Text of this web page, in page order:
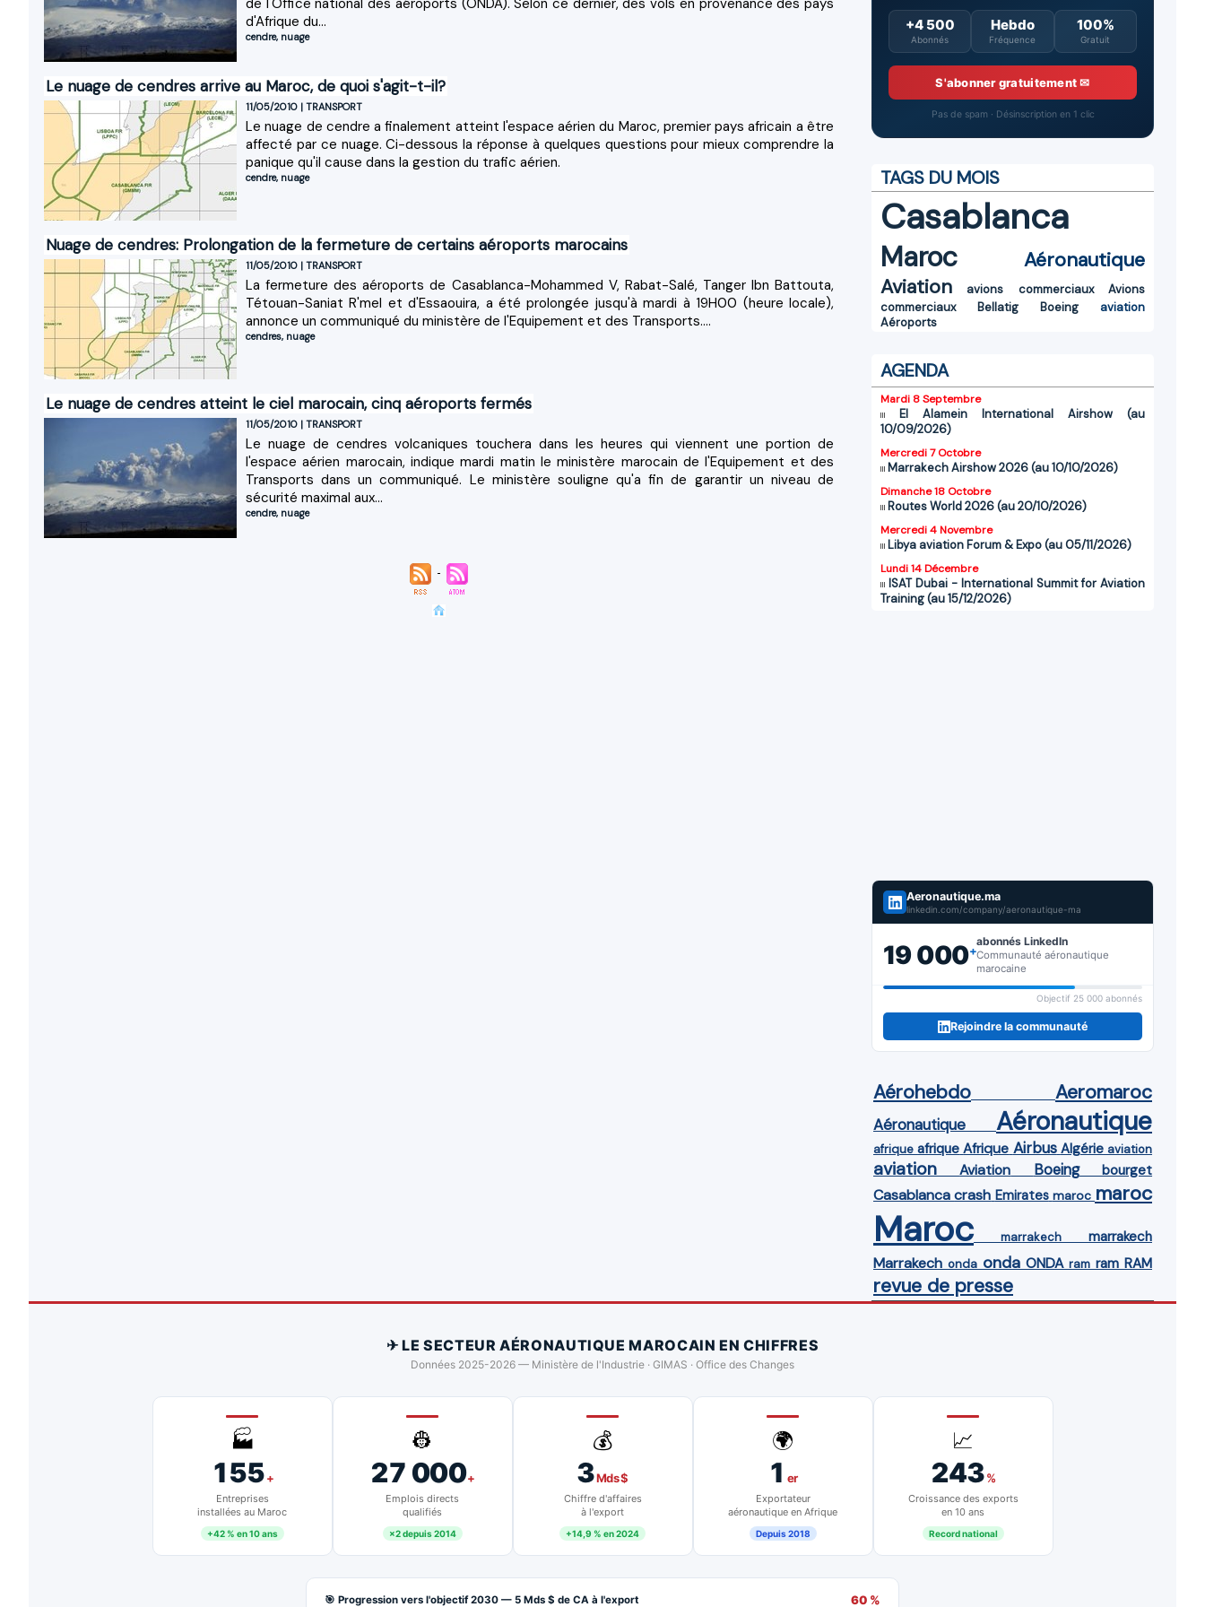
de l'Office national des aéroports (ONDA). Selon ce dernier, des vols en provenance des pays
d'Afrique du...
cendre, nuage
Le nuage de cendres arrive au Maroc, de quoi s'agit-t-il?
11/05/2010 | TRANSPORT
Le nuage de cendre a finalement atteint l'espace aérien du Maroc, premier pays africain a être
affecté par ce nuage. Ci-dessous la réponse à quelques questions pour mieux comprendre la
panique qu'il cause dans la gestion du trafic aérien.
cendre, nuage
Nuage de cendres: Prolongation de la fermeture de certains aéroports marocains
11/05/2010 | TRANSPORT
La fermeture des aéroports de Casablanca-Mohammed V, Rabat-Salé, Tanger Ibn Battouta,
Tétouan-Saniat R'mel et d'Essaouira, a été prolongée jusqu'à mardi à 19H00 (heure locale),
annonce un communiqué du ministère de l'Equipement et des Transports....
cendres, nuage
Le nuage de cendres atteint le ciel marocain, cinq aéroports fermés
11/05/2010 | TRANSPORT
Le nuage de cendres volcaniques touchera dans les heures qui viennent une portion de
l'espace aérien marocain, indique mardi matin le ministère marocain de l'Equipement et des
Transports dans un communiqué. Le ministère souligne qu'a fin de garantir un niveau de
sécurité maximal aux...
cendre, nuage
+4 500
Abonnés
Hebdo
Fréquence
100%
Gratuit
S'abonner gratuitement ✉
Pas de spam · Désinscription en 1 clic
TAGS DU MOIS
Casablanca
Maroc
Aéronautique
Aviation
avions commerciaux
Avions
commerciaux
Bellatig Boeing
aviation
Aéroports
AGENDA
Mardi 8 Septembre
El Alamein International Airshow (au
10/09/2026)
Mercredi 7 Octobre
Marrakech Airshow 2026 (au 10/10/2026)
Dimanche 18 Octobre
Routes World 2026 (au 20/10/2026)
Mercredi 4 Novembre
Libya aviation Forum & Expo (au 05/11/2026)
Lundi 14 Décembre
ISAT Dubai - International Summit for Aviation
Training (au 15/12/2026)
Aeronautique.ma
linkedin.com/company/aeronautique-ma
19 000+
abonnés LinkedIn
Communauté aéronautique
marocaine
Objectif 25 000 abonnés
Rejoindre la communauté
Aérohebdo Aeromaroc
Aéronautique Aéronautique
afrique afrique Afrique Airbus Algérie aviation
aviation Aviation Boeing bourget
Casablanca crash Emirates maroc maroc
Maroc marrakech marrakech
Marrakech onda onda ONDA ram ram RAM
revue de presse
✈ LE SECTEUR AÉRONAUTIQUE MAROCAIN EN CHIFFRES
Données 2025-2026 — Ministère de l'Industrie · GIMAS · Office des Changes
🏭
155+
Entreprises
installées au Maroc
+42 % en 10 ans
👷
27 000+
Emplois directs
qualifiés
×2 depuis 2014
💰
3Mds $
Chiffre d'affaires
à l'export
+14,9 % en 2024
🌍
1 er
Exportateur
aéronautique en Afrique
Depuis 2018
📈
243%
Croissance des exports
en 10 ans
Record national
🎯 Progression vers l'objectif 2030 — 5 Mds $ de CA à l'export 60 %